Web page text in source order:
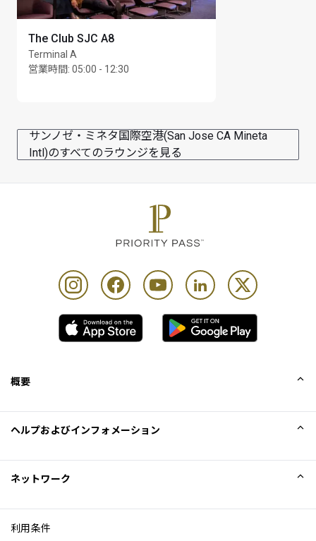
The Club SJC A8
Terminal A
営業時間: 05:00 - 12:30
サンノゼ・ミネタ国際空港(San Jose CA Mineta
Intl)のすべてのラウンジを見る
概要
Excellence Awards
ブログ
ヘルプおよびインフォメーション
ネットワーク
利用条件